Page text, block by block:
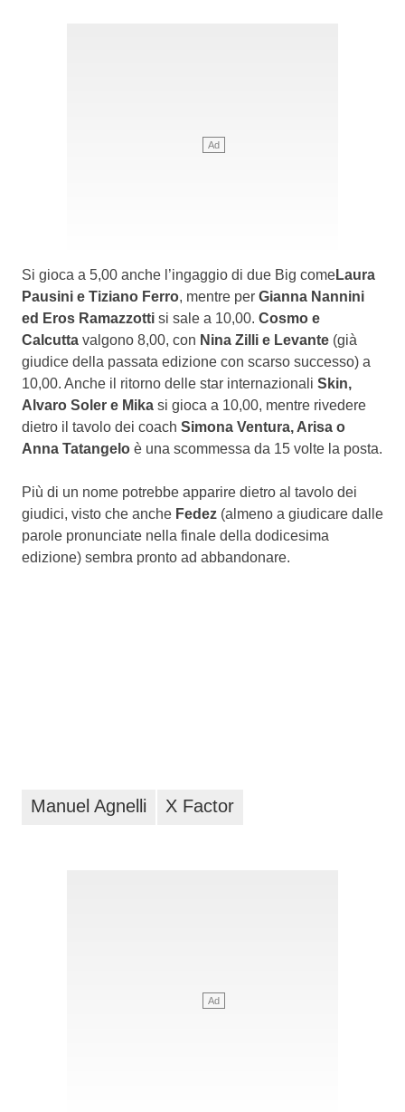
Si gioca a 5,00 anche l’ingaggio di due Big comeLaura
Pausini e Tiziano Ferro, mentre per Gianna Nannini
ed Eros Ramazzotti si sale a 10,00. Cosmo e
Calcutta valgono 8,00, con Nina Zilli e Levante (già
giudice della passata edizione con scarso successo) a
10,00. Anche il ritorno delle star internazionali Skin,
Alvaro Soler e Mika si gioca a 10,00, mentre rivedere
dietro il tavolo dei coach Simona Ventura, Arisa o
Anna Tatangelo è una scommessa da 15 volte la posta.
Più di un nome potrebbe apparire dietro al tavolo dei
giudici, visto che anche Fedez (almeno a giudicare dalle
parole pronunciate nella finale della dodicesima
edizione) sembra pronto ad abbandonare.
Manuel Agnelli X Factor